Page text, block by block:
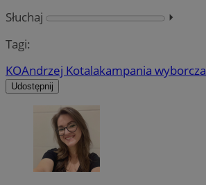
Słuchaj
⏵︎
Tagi:
KOAndrzej Kotalakampania wyborcza
Udostępnij